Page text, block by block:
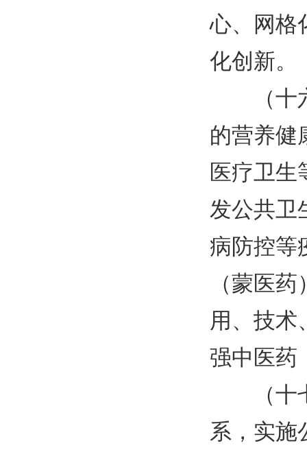
心、网格
化创新。
（
的营养健
医疗卫生
发公共卫
病防控等
（蒙医
用、技术
强中医药
（
系，实施